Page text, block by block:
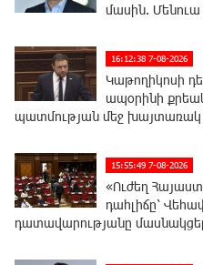
մասին. Մենուա
16:12:38 7-08-2026
Կաթողիկոսի
ապօրինի
պատմության մեջ խայտառակ
15:55:49 7-08-2026
«Ուժեղ
դահլիճը՝
դատավարությանը